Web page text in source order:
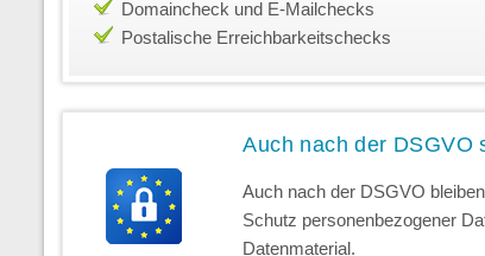
Domaincheck und E-Mailchecks
Postalische Erreichbarkeitschecks
Auch nach der DSGVO
Auch nach der DSGVO
Schutz personenbezogener
Datenmaterial.